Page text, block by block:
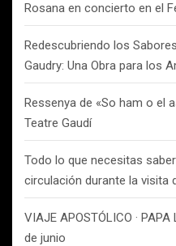
Rosana en concierto en el
Redescubriendo los
Gaudry: Una Obra para los
Ressenya de «So ham o el
Teatre Gaudí
Todo lo que necesitas
circulación durante la visita
VIAJE APOSTÓLICO ·
de junio